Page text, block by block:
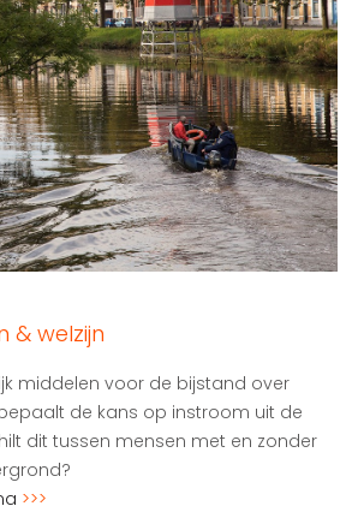
& welzijn
middelen voor de bijstand over
de kans op instroom uit de
dit tussen mensen met en zonder
>>>